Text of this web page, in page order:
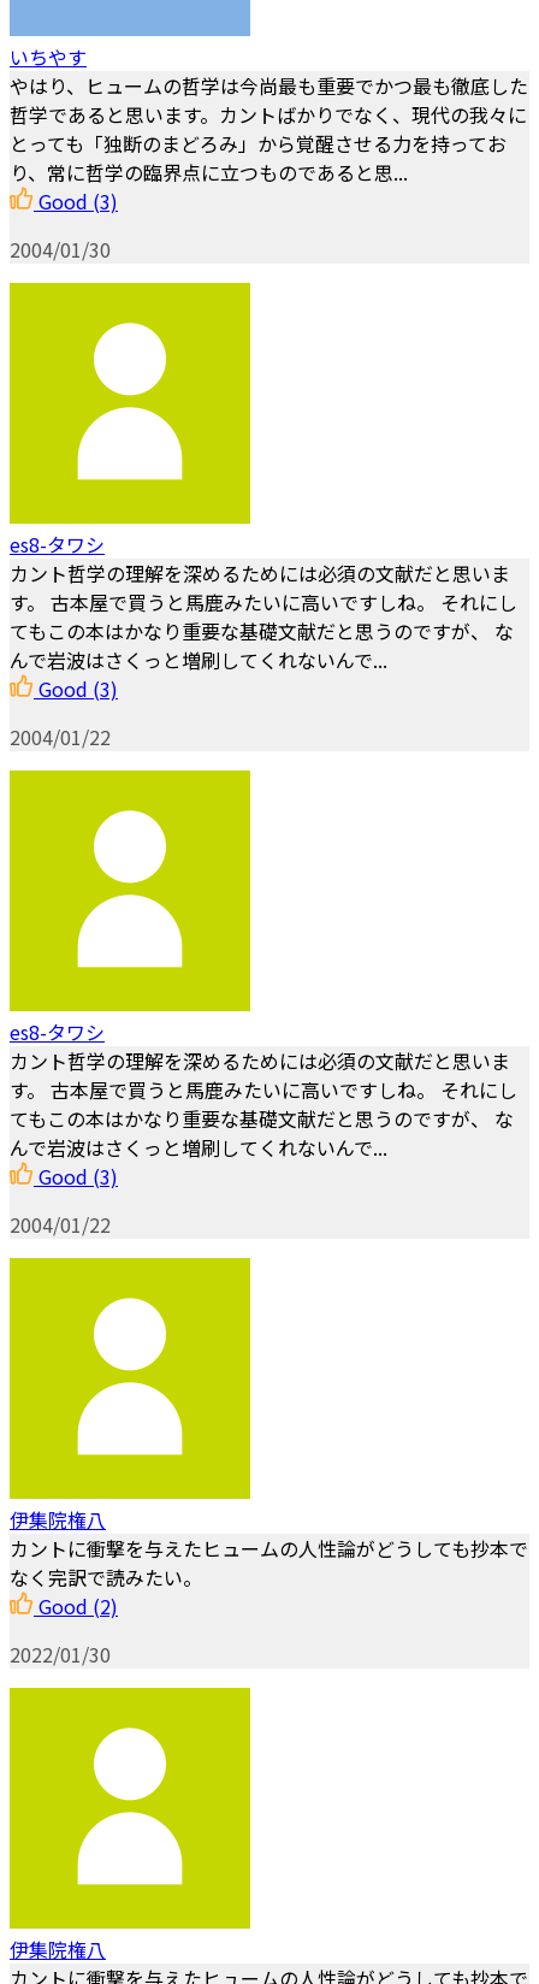
いちやす
やはり、ヒュームの哲学は今尚最も重要でかつ最も徹底した
哲学であると思います。カントばかりでなく、現代の我々に
とっても「独断のまどろみ」から覚醒させる力を持ってお
り、常に哲学の臨界点に立つものであると思...
Good (3)
2004/01/30
es8-タワシ
カント哲学の理解を深めるためには必須の文献だと思いま
す。 古本屋で買うと馬鹿みたいに高いですしね。 それにし
てもこの本はかなり重要な基礎文献だと思うのですが、 な
んで岩波はさくっと増刷してくれないんで...
Good (3)
2004/01/22
es8-タワシ
カント哲学の理解を深めるためには必須の文献だと思いま
す。 古本屋で買うと馬鹿みたいに高いですしね。 それにし
てもこの本はかなり重要な基礎文献だと思うのですが、 な
んで岩波はさくっと増刷してくれないんで...
Good (3)
2004/01/22
伊集院権八
カントに衝撃を与えたヒュームの人性論がどうしても抄本で
なく完訳で読みたい。
Good (2)
2022/01/30
伊集院権八